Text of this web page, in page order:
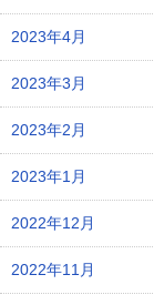
2023年4月
2023年3月
2023年2月
2023年1月
2022年12月
2022年11月